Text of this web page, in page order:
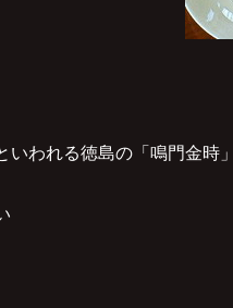
いわれる徳島の「鳴門金時